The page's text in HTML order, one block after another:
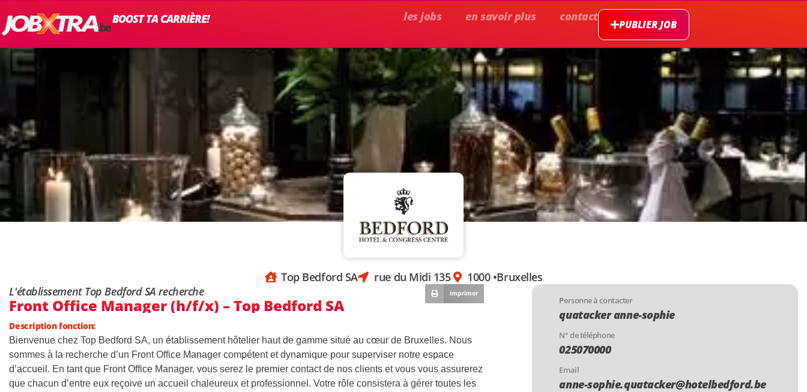
BOOST TA CARRIÈRE! les jobs en savoir plus contact
PUBLIER JOB
Top Bedford SA rue du Midi 135 1000 •Bruxelles
L'établissement Top Bedford SA recherche
imprimer
Front Office Manager (h/f/x) – Top Bedford SA
Description fonction:
Bienvenue chez Top Bedford SA, un établissement hôtelier haut de gamme situé au cœur de Bruxelles. Nous
sommes à la recherche d’un Front Office Manager compétent et dynamique pour superviser notre espace
d’accueil. En tant que Front Office Manager, vous serez le premier contact de nos clients et vous vous assurerez
que chacun d’entre eux reçoive un accueil chaleureux et professionnel. Votre rôle consistera à gérer toutes les
Personne à contacter
quatacker anne-sophie
N° de téléphone
025070000
Email
anne-sophie.quatacker@hotelbedford.be